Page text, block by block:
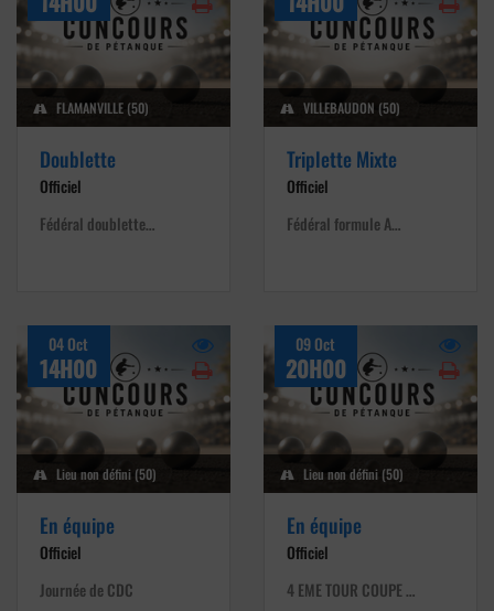
FLAMANVILLE (50)
Doublette
Officiel
Fédéral doublette…
VILLEBAUDON (50)
Triplette Mixte
Officiel
Fédéral formule A…
04 Oct
14H00
Lieu non défini (50)
En équipe
Officiel
Journée de CDC
09 Oct
20H00
Lieu non défini (50)
En équipe
Officiel
4 EME TOUR COUPE …